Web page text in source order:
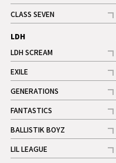
記事
CLASS SEVEN
記事
LDH
LDH SCREAM
記事
EXILE
記事
GENERATIONS
記事
FANTASTICS
記事
BALLISTIK BOYZ
記事
LIL LEAGUE